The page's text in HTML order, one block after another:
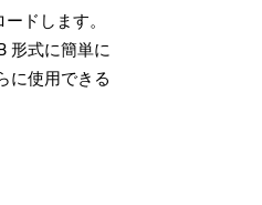
ドします。
形式に簡単に
に使用できる